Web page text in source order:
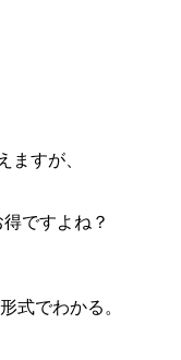
すが、
ですよね？
式でわかる。